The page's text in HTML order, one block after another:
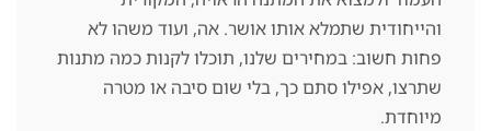
והייחודית שתמלא אותו אושר. אה, ועוד משהו לא
פחות חשוב: במחירים שלנו, תוכלו לקנות כמה מתנות
שתרצו, אפילו סתם כך, בלי שום סיבה או מטרה
מיוחדת.